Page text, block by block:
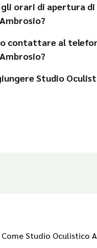
gli orari di apertura
contattare al
Studio
Studio Oculistico